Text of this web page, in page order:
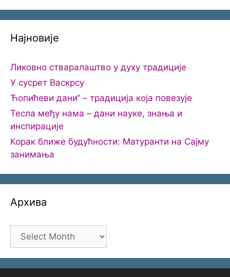
Најновије
Ликовно стваралаштво у духу традиције
У сусрет Васкрсу
Ћопићеви дани“ – традиција која повезује
Тесла међу нама – дани науке, знања и
инспирације
Корак ближе будућности: Матуранти на Сајму
занимања
Архива
Архива